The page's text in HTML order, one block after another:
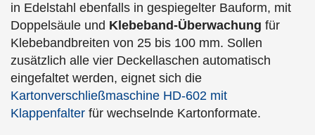
in Edelstahl ebenfalls in gespiegelter Bauform, mit
Doppelsäule und Klebeband-Überwachung für
Klebebandbreiten von 25 bis 100 mm. Sollen
zusätzlich alle vier Deckellaschen automatisch
eingefaltet werden, eignet sich die
Kartonverschließmaschine HD-602 mit
Klappenfalter für wechselnde Kartonformate.